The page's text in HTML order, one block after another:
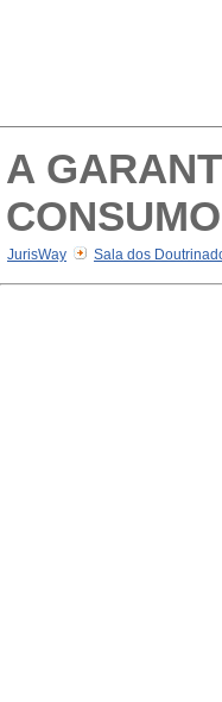
A
CONSUMO
JurisWay Sala dos